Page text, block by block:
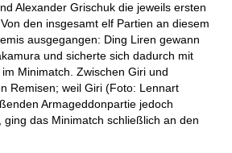
Alexander Grischuk die jeweils ersten
den insgesamt elf Partien an diesem
ausgegangen: Ding Liren gewann
und sicherte sich dadurch mit
Minimatch. Zwischen Giri und
Remisen; weil Giri (Foto: Lennart
Armageddonpartie jedoch
ging das Minimatch schließlich an den